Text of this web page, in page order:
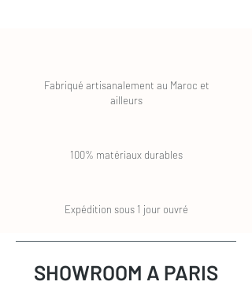
Fabriqué artisanalement au Maroc et
ailleurs
100% matériaux durables
Expédition sous 1 jour ouvré
SHOWROOM A PARIS